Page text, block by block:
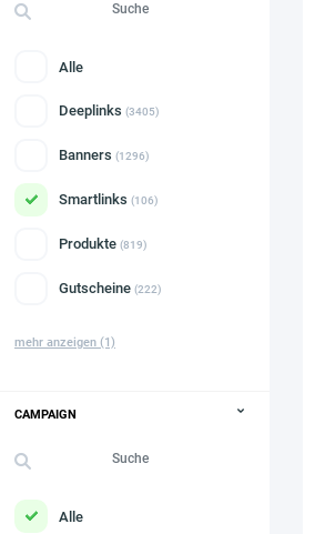
Alle
Deeplinks (3405)
Banners (1296)
Smartlinks (106)
Produkte (819)
Gutscheine (222)
mehr anzeigen (1)
CAMPAIGN
Alle